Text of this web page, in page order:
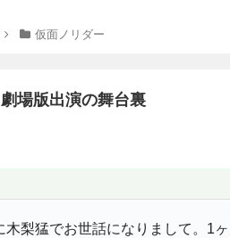
仮面ノリダー
場版出演の舞台裏
木梨猛でお世話になりまして。1